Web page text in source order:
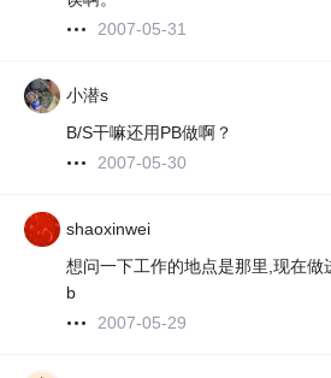
2007-05-31
小潜s
B/S干嘛还用PB做啊？
2007-05-30
shaoxinwei
想问一下工作的地点是那里,现在做
b
2007-05-29